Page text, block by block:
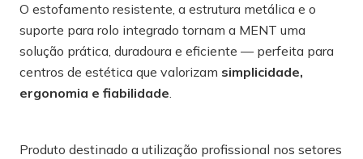
O estofamento resistente, a estrutura metálica e o
suporte para rolo integrado tornam a MENT uma
solução prática, duradoura e eficiente — perfeita para
centros de estética que valorizam simplicidade,
ergonomia e fiabilidade.
Produto destinado a utilização profissional nos setores